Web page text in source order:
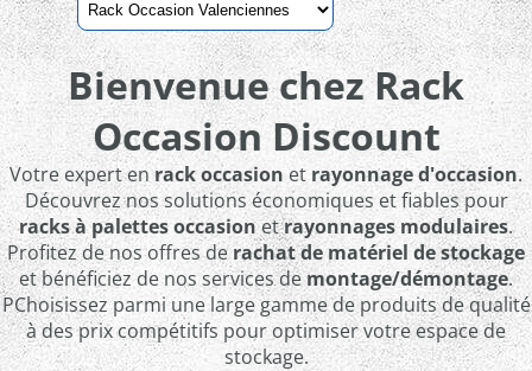
Bienvenue chezRack
Occasion Discount
Votre expert enrack occasion et rayonnage d'occasion.
Découvrez nos solutions économiques et fiables pour
racks à palettes occasionetrayonnages modulaires.
Profitez de nos offres derachat de matériel de stockage
et bénéficiez de nos services demontage/démontage.
PChoisissez parmi une large gamme de produits de qualité
à des prix compétitifs pour optimiser votre espace de
stockage.